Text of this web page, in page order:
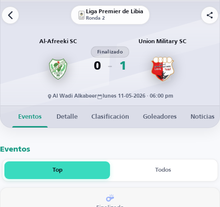
Liga Premier de Libia
Ronda 2
Al-Afreeki SC
0
Finalizado
1
Union Military SC
Al Wadi Alkabeer lunes 11-05-2026 · 06:00 pm
Eventos Detalle Clasificación Goleadores Noticias
Eventos
Top Todos